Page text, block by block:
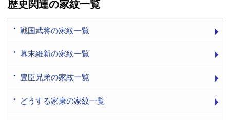
歴史関連の家紋一覧
戦国武将の家紋一覧
幕末維新の家紋一覧
豊臣兄弟の家紋一覧
どうする家康の家紋一覧